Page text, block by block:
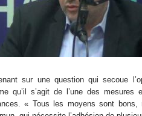
sur une question qui secoue
qu’il s’agit de l’une des
« Tous les moyens sont bons,